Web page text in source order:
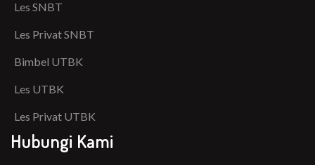
Les SNBT
Les Privat SNBT
Bimbel UTBK
Les UTBK
Les Privat UTBK
Hubungi Kami